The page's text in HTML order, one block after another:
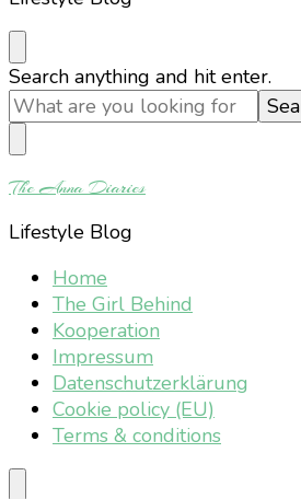
Looking
for
Something?
Search anything and hit enter.
The Anna Diaries
Lifestyle Blog
Home
The Girl Behind
Kooperation
Impressum
Datenschutzerklärung
Cookie policy (EU)
Terms & conditions